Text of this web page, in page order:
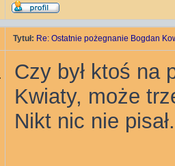
Tytuł: Re: Ostatnie pożegnanie Bogdan
Czy był ktoś na
Kwiaty, może
Nikt nic nie pisał.